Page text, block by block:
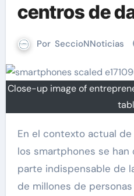
centros de
Por SeccioNNoticias
Close-up image of
En el contexto actual de transformación digital,
los smartphones se
parte indispensable de
de millones de